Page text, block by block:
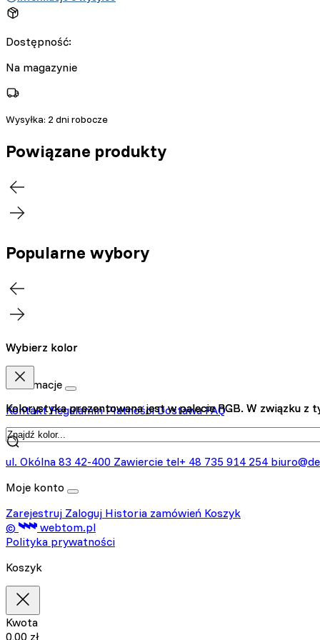
Dostępność:
Na magazynie
Wysyłka: 2 dni robocze
Powiązane produkty
Popularne wybory
Wybierz kolor
Kolorystyka prezentowana jest w palecie RGB. W związku
Wybierz kolor
Kolorystyka prezentowana jest w palecie RGB. W związku
Informacje
KontaktRegulaminPłatnościDostawaFAQ
Kontakt
ul. Okólna 83 42-400 Zawiercie tel+ 48 735 914 254
Moje konto
Zarejestruj Zaloguj Historia zamówień Koszyk
©
webtom.pl
Polityka prywatności
Koszyk
Kwota
0,00 zł